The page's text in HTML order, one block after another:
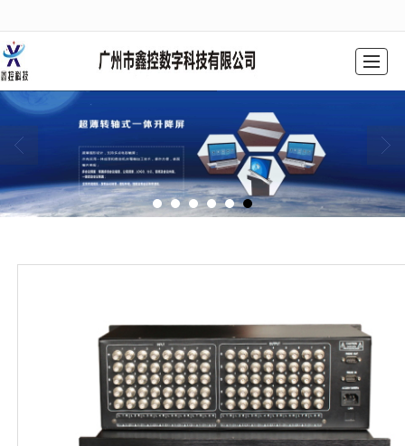
网站首页公司简介 解决方案新闻动态